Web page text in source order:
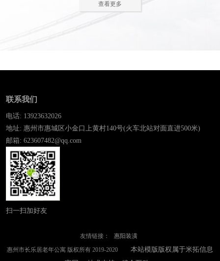
查看更多
联系我们
电话: 13923632026
地址: 惠州市惠城区小金口上黄村140号(火车北站对面直进500米)
邮箱: 623607482@qq.com
扫一扫加好友
友情链接：
惠阳装潢
惠州市长乐居老年公寓 版权所有 2019-2020
本站模版版权属于米拓信息